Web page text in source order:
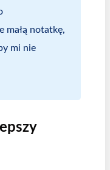
małą notatkę,
mi nie